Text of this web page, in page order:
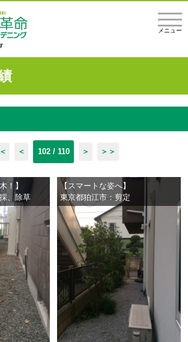
メニュー
＜ 102 / 110 ＞ ＞＞
！】
、除草
【スマートな姿へ】
東京都狛江市：剪定